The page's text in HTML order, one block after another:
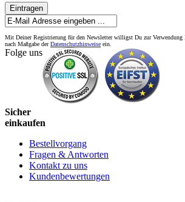
Eintragen
Mit Deiner Registrierung für den Newsletter willigst Du zur Verwendung
nach Maßgabe derDatenschutzhinweise ein.
Folge uns
Sicher
einkaufen
Bestellvorgang
Fragen & Antworten
Kontakt zu uns
Kundenbewertungen